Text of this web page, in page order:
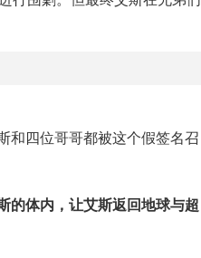
和四位哥哥都被这个假签名召
的体内，让艾斯返回地球与超